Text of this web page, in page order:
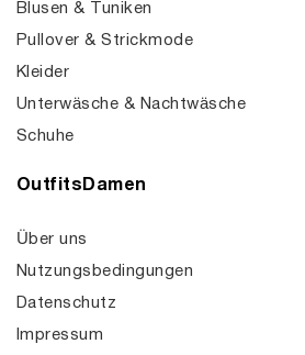
Blusen & Tuniken
Pullover & Strickmode
Kleider
Unterwäsche & Nachtwäsche
Schuhe
OutfitsDamen
Über uns
Nutzungsbedingungen
Datenschutz
Impressum